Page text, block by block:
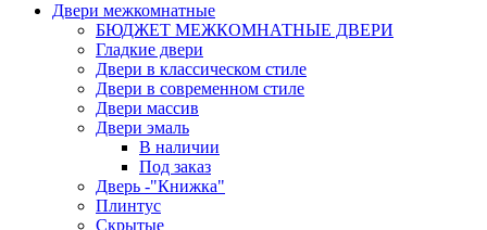
Двери межкомнатные
БЮДЖЕТ МЕЖКОМНАТНЫЕ ДВЕРИ
Гладкие двери
Двери в классическом стиле
Двери в современном стиле
Двери массив
Двери эмаль
В наличии
Под заказ
Дверь -"Книжка"
Плинтус
Скрытые